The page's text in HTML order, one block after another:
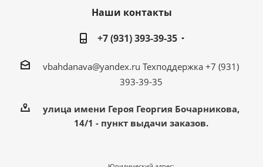
Наши контакты
+7 (931) 393-39-35
vbahdanava@yandex.ru Техподдержка +7 (931)
393-39-35
улица имени Героя Георгия Бочарникова,
14/1 - пункт выдачи заказов.